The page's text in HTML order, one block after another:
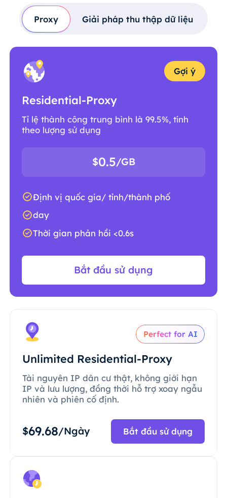
Proxy Giải pháp thu thập dữ liệu
Gợi ý
Residential-Proxy
Tỉ lệ thành công trung bình là 99.5%, tính
theo lượng sử dụng
$0.5/GB
Định vị quốc gia/ tỉnh/thành phố
day
Thời gian phản hồi <0.6s
Bắt đầu sử dụng
Perfect for AI
Unlimited Residential-Proxy
Tài nguyên IP dân cư thật, không giới hạn
IP và lưu lượng, đồng thời hỗ trợ xoay ngẫu
nhiên và phiên cố định.
$69.68/Ngày Bắt đầu sử dụng